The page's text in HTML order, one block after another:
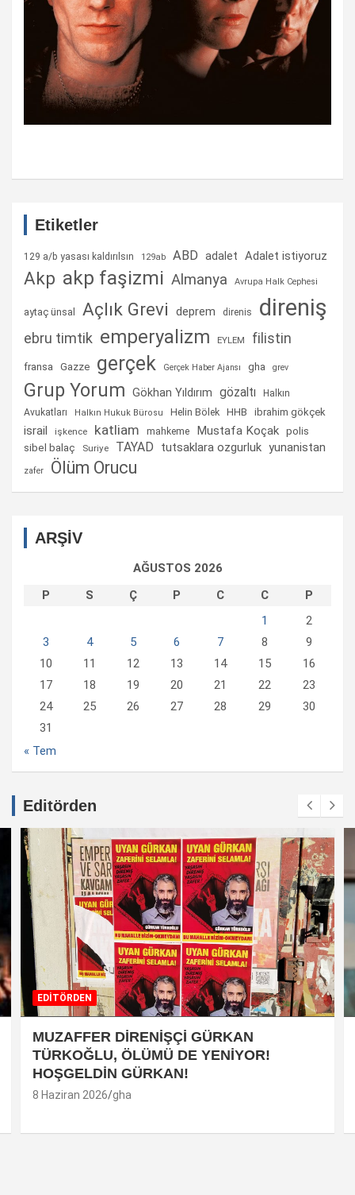
Etiketler
129 a/b yasası kaldırılsın 129ab ABD adalet Adalet istiyoruz
Akp akp faşizmi Almanya Avrupa Halk Cephesi
aytaç ünsal Açlık Grevi deprem direnis direniş
ebru timtik emperyalizm EYLEM filistin
fransa Gazze gerçek Gerçek Haber Ajansı gha grev
Grup Yorum Gökhan Yıldırım gözaltı
Halkın
Avukatları
Halkın Hukuk Bürosu Helin Bölek HHB ibrahim gökçek
israil işkence katliam mahkeme Mustafa Koçak polis
sibel balaç Suriye TAYAD tutsaklara ozgurluk yunanistan
zafer Ölüm Orucu
ARŞİV
AĞUSTOS 2026
P
S Ç P C C
P
1
2
3
4 5 6 7 8
9
10
11 12 13 14 15
16
17
18 19 20 21 22
23
24
25 26 27 28 29
30
31
« Tem
Editörden
EDİTÖRDEN
MUZAFFER DİRENİŞÇİ GÜRKAN
TÜRKOĞLU, ÖLÜMÜ DE YENİYOR!
HOŞGELDİN GÜRKAN!
8 Haziran 2026 gha